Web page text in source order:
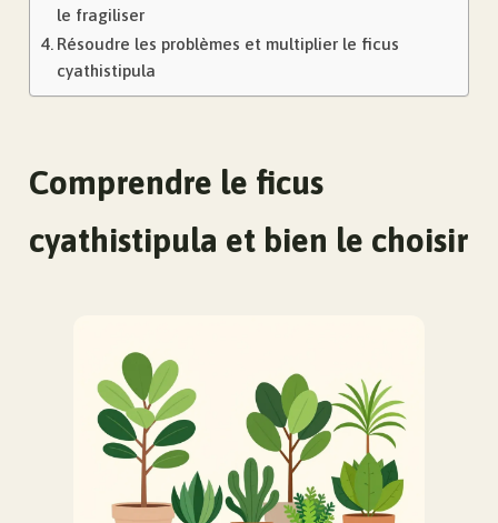
le fragiliser
Résoudre les problèmes et multiplier le ficus
cyathistipula
Comprendre le ficus
cyathistipula et bien le choisir